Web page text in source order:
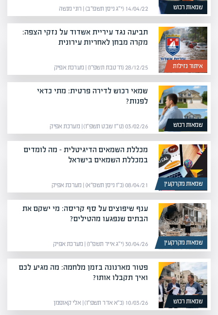
שמאות רכוש 14/04/22 (י״ג ניסן תשפ״ב) | רוני מנשה
איתור נזילות
תביעה נגד עיריית אשדוד על נזקי הצפה:
מקרה מבחן לאחריות עירונית
28/12/25 (ח׳ טבת תשפ״ו) | מערכת אפיק
שמאות רכוש
שמאי רכוש לדירה פרטית: מתי כדאי
לפנות?
03/02/26 (ט״ז שבט תשפ״ו) | מערכת אפיק
שמאות מקרקעין
מכללת השמאים הדיגיטלית – מה לומדים
במכללת השמאים בישראל
08/04/21 (כ״ו ניסן תשפ״א) | מערכת אפיק
שמאות מקרקעין
ענף שיפוצים על סף קריסה: מי ישקם את
הבתים שנפגעו מהטילים?
30/04/26 (י״ג אייר תשפ״ו) | מערכת אפיק
שמאות רכוש
פטור מארנונה בזמן מלחמה: מה מגיע לכם
ואיך תקבלו אותו?
10/03/26 (כ״א אדר תשפ״ו) | אלי קאופמן